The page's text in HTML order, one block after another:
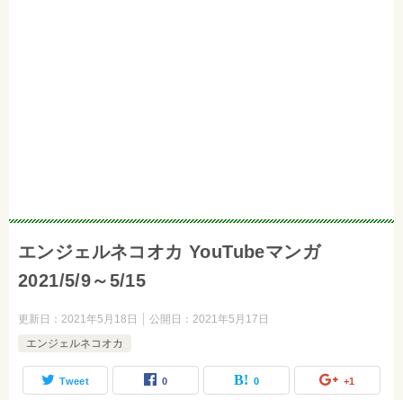
エンジェルネコオカ YouTubeマンガ
2021/5/9～5/15
更新日： 2021年5月18日 公開日： 2021年5月17日
エンジェルネコオカ
Tweet 0 0 +1